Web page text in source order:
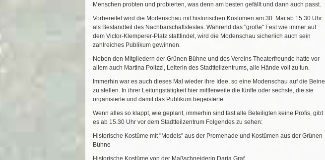
Menschen probten und probierten, was denn am besten gefällt und dann auch passt.
Vorbereitet wird die Modenschau mit historischen Kostümen am 30. Mai ab 15.30 Uhr
als Bestandteil des Nachbarschaftsfestes. Während das "große" Fest wie immer auf
dem Victor-Klemperer-Platz stattfindet, wird die Modenschau sicherlich auch sein
zahlreiches Publikum gewinnen.
Neben den Mitgliedern der Grünen Bühne und des Vereins Theaterfreunde hatte vor
allem auch Martina Polizzi, Leiterin des Stadtteilzentrums, alle Hände voll zu tun.
Immerhin war es auch dieses Mal wieder ihre Idee, so eine Modenschau auf die Beine
zu stellen. In ihrer Leitungstätigkeit hier mittlerweile die fünfte oder sechste, die sie
organisierte und damit das Publikum begeisterte.
Wenn alles so klappt, wie geplant, immerhin sind fast alle Beteiligten keine Profis, gibt
es ab 15.30 Uhr vor dem Stadtteilzentrum Folgendes zu sehen:
Historische Kostüme mit "Models" aus der Promenade und Kostümen aus der Grünen
Bühne
Historische Kostüme von der Maßschneiderin Daria Graf